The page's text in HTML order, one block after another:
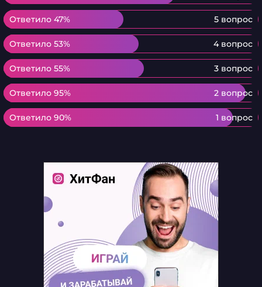
Ответило 47% 5 вопрос
Ответило 47%
Ответило 53% 4 вопрос
Ответило 53%
Ответило 55% 3 вопрос
Ответило 55%
Ответило 95% 2 вопрос
Ответило 95%
Ответило 90% 1 вопрос
Ответило 90%